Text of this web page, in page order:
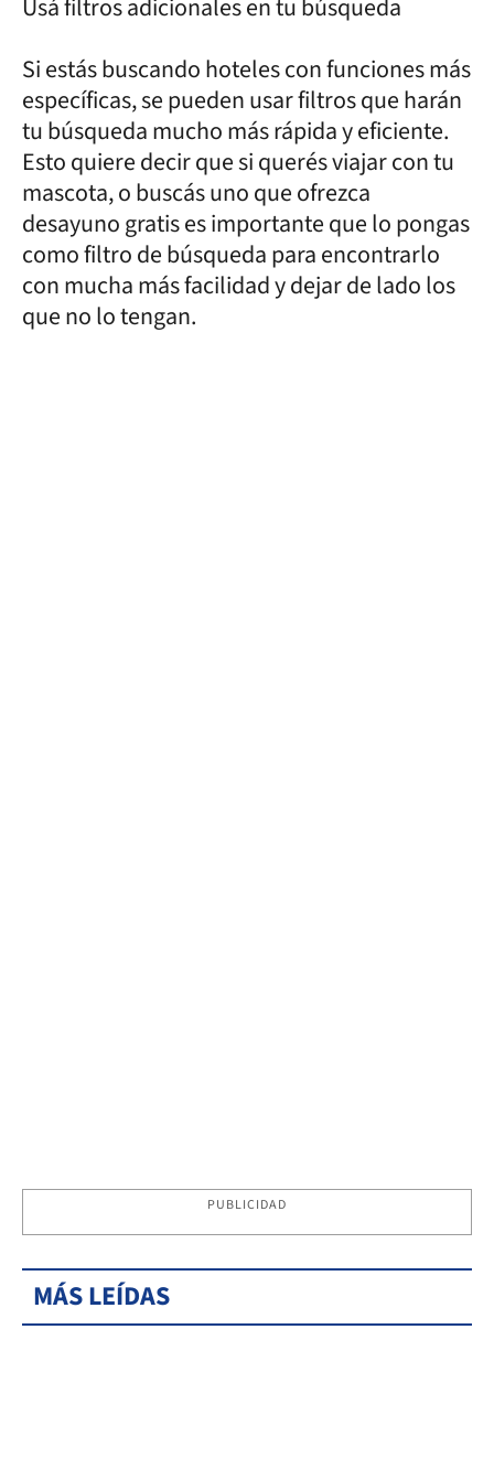
Usá filtros adicionales en tu búsqueda
Si estás buscando hoteles con funciones más
específicas, se pueden usar filtros que harán
tu búsqueda mucho más rápida y eficiente.
Esto quiere decir que si querés viajar con tu
mascota, o buscás uno que ofrezca
desayuno gratis es importante que lo pongas
como filtro de búsqueda para encontrarlo
con mucha más facilidad y dejar de lado los
que no lo tengan.
PUBLICIDAD
MÁS LEÍDAS